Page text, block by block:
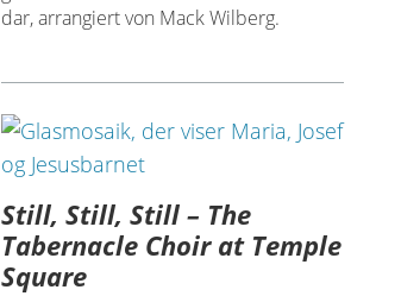
dar, arrangiert von Mack Wilberg.
Still, Still, Still – The
Tabernacle Choir at Temple
Square